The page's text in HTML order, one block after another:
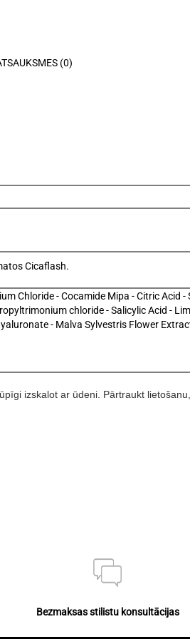
(0)
Cicaflash.
Chloride - Cocamide Mipa - Citric Acid
chloride - Salicylic Acid -
- Malva Sylvestris Flower
izskalot ar ūdeni. Pārtraukt
Bezmaksas stilistu konsultācijas